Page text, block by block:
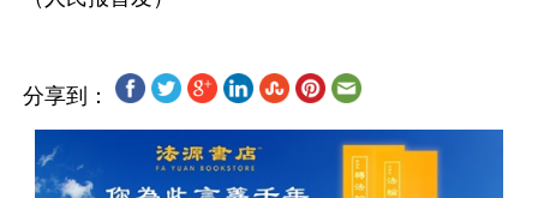
分享到：